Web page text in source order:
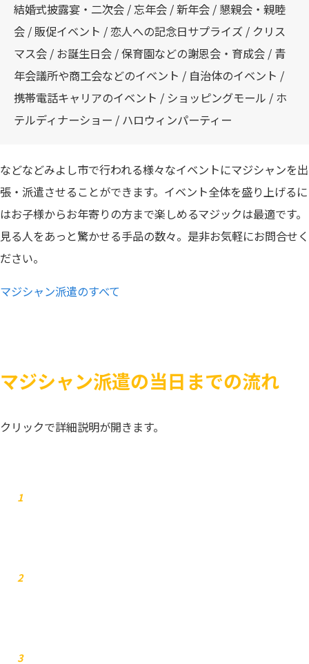
結婚式披露宴・二次会 / 忘年会 / 新年会 / 懇親会・親睦
会 / 販促イベント / 恋人への記念日サプライズ / クリス
マス会 / お誕生日会 / 保育園などの謝恩会・育成会 / 青
年会議所や商工会などのイベント / 自治体のイベント /
携帯電話キャリアのイベント / ショッピングモール / ホ
テルディナーショー / ハロウィンパーティー
などなどみよし市で行われる様々なイベントにマジシャンを出
張・派遣させることができます。イベント全体を盛り上げるに
はお子様からお年寄りの方まで楽しめるマジックは最適です。
見る人をあっと驚かせる手品の数々。是非お気軽にお問合せく
ださい。
マジシャン派遣のすべて
マジシャン派遣の当日までの流れ
クリックで詳細説明が開きます。
1
2
3